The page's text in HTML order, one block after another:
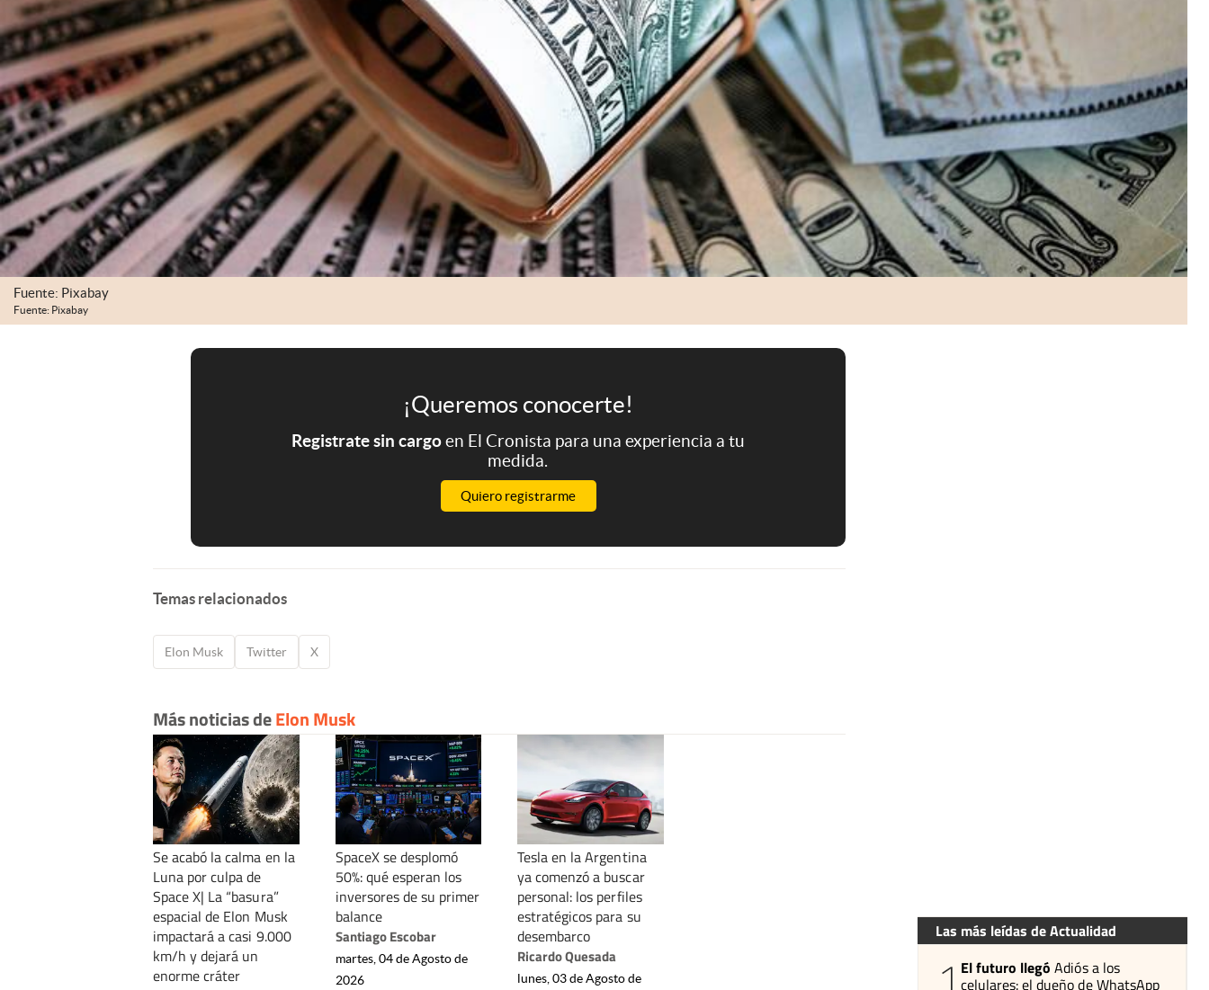
Fuente: Pixabay
Fuente: Pixabay
¡Queremos conocerte!
Registrate sin cargoen El Cronista para una experiencia a tu
medida.
Quiero registrarme
Temas relacionados
Elon Musk Twitter X
Más noticias deElon Musk
Se acabó la calma en la
Luna por culpa de
Space X| La “basura”
espacial de Elon Musk
impactará a casi 9.000
km/h y dejará un
enorme cráter
SpaceX se desplomó
50%: qué esperan los
inversores de su primer
balance
Santiago Escobar
martes, 04 de Agosto de
2026
Tesla en la Argentina
ya comenzó a buscar
personal: los perfiles
estratégicos para su
desembarco
Ricardo Quesada
lunes, 03 de Agosto de
Las más leídas de Actualidad
El futuro llegó Adiós a los
celulares: el dueño de WhatsApp